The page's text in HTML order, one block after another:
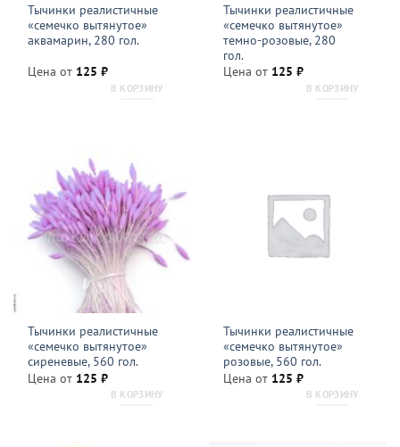
Тычинки реалистичные
«семечко вытянутое»
аквамарин, 280 гол.
Цена от 125₽
В КОРЗИНУ
Тычинки реалистичные
«семечко вытянутое»
темно-розовые, 280
гол.
Цена от 125₽
В КОРЗИНУ
Тычинки реалистичные
«семечко вытянутое»
сиреневые, 560 гол.
Цена от 125₽
В КОРЗИНУ
Тычинки реалистичные
«семечко вытянутое»
розовые, 560 гол.
Цена от 125₽
В КОРЗИНУ